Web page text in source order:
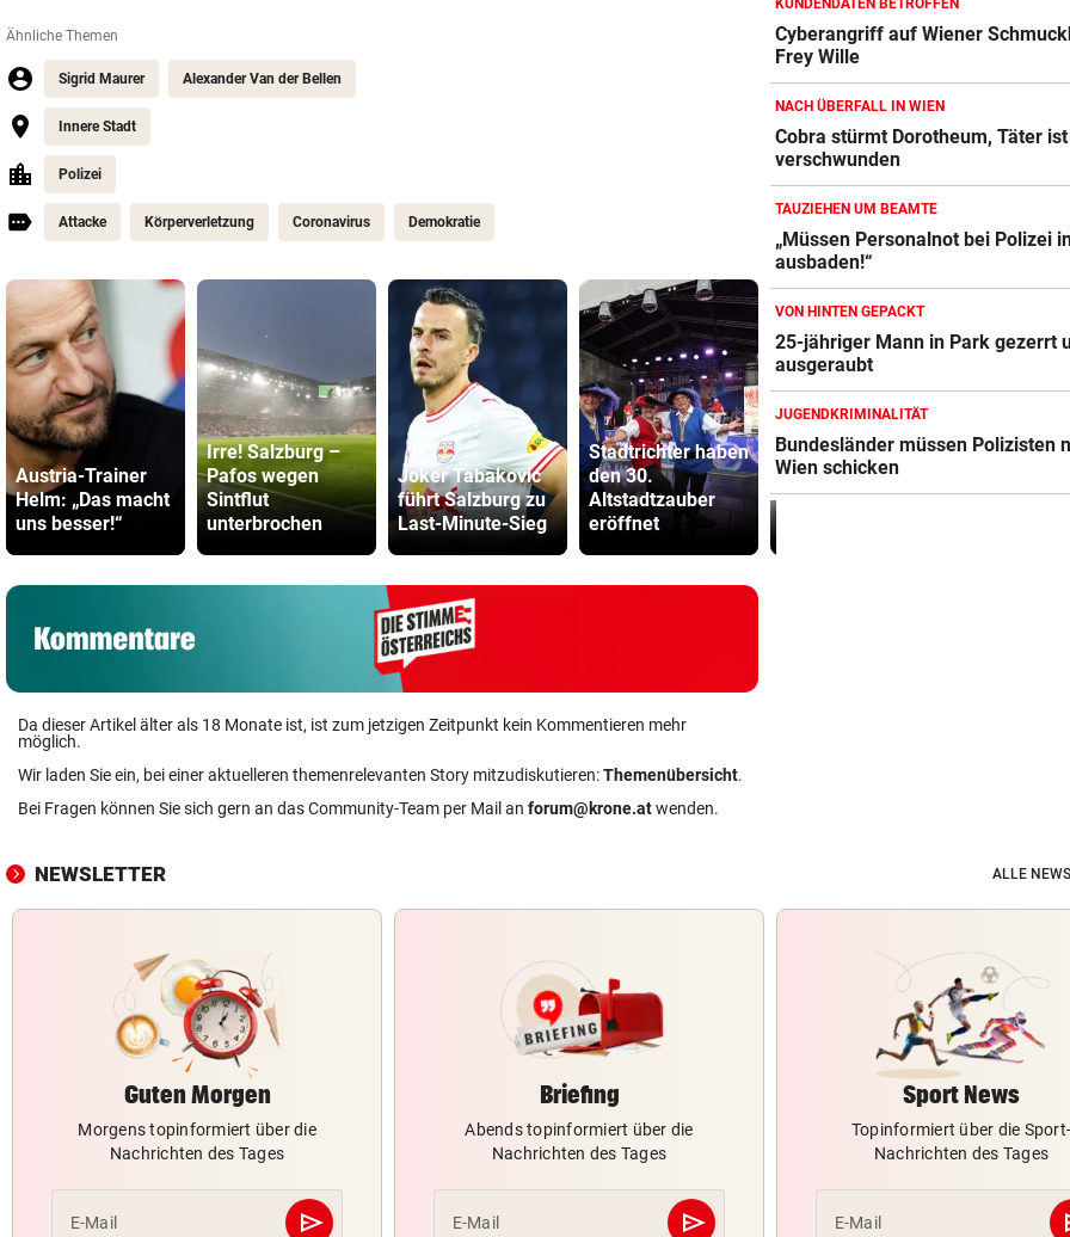
Ähnliche Themen
Sigrid Maurer Alexander Van der Bellen
Innere Stadt
Polizei
Attacke Körperverletzung Coronavirus Demokratie
Austria-Trainer
Helm: „Das macht
uns besser!“
Irre! Salzburg –
Pafos wegen
Sintflut
unterbrochen
Joker Tabakovic
führt Salzburg zu
Last-Minute-Sieg
Stadtrichter haben
den 30.
Altstadtzauber
eröffnet
20 x iPhone 16 mit
Krone Digital-Abo
viel Hass
Da dieser Artikel älter als 18 Monate ist, ist zum jetzigen Zeitpunkt kein Kommentieren mehr
möglich.
Wir laden Sie ein, bei einer aktuelleren themenrelevanten Story mitzudiskutieren:Themenübersicht.
Bei Fragen können Sie sich gern an das Community-Team per Mail an forum@krone.atwenden.
KUNDENDATEN BETROFFEN
Cyberangriff auf Wiener
Frey Wille
NACH ÜBERFALL IN WIEN
Cobra stürmt Dorotheum, Täter ist
verschwunden
TAUZIEHEN UM BEAMTE
„Müssen Personalnot bei Polizei
ausbaden!“
VON HINTEN GEPACKT
25-jähriger Mann in Park gezerrt
ausgeraubt
JUGENDKRIMINALITÄT
Bundesländer müssen Polizisten
Wien schicken
NEWSLETTER ALLE
Guten Morgen
Morgens topinformiert über die
Nachrichten des Tages
E-Mail send
Abschicken
Briefing
Abends topinformiert über die
Nachrichten des Tages
E-Mail send
Abschicken
Sport News
Topinformiert über die Sport-
Nachrichten des Tages
E-Mail